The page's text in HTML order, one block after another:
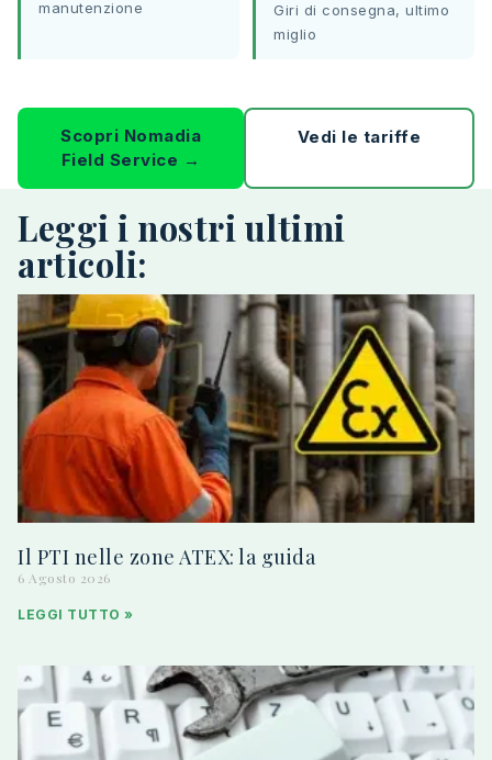
manutenzione
Giri di consegna, ultimo
miglio
Scopri Nomadia
Field Service →
Vedi le tariffe
Leggi i nostri ultimi
articoli:
Il PTI nelle zone ATEX: la guida
6 Agosto 2026
LEGGI TUTTO »